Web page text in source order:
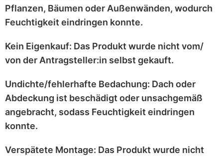
Pflanzen, Bäumen oder Außenwänden, wodurch
Feuchtigkeit eindringen konnte.
Kein Eigenkauf: Das Produkt wurde nicht vom/
von der Antragsteller:in selbst gekauft.
Undichte/fehlerhafte Bedachung: Dach oder
Abdeckung ist beschädigt oder unsachgemäß
angebracht, sodass Feuchtigkeit eindringen
konnte.
Verspätete Montage: Das Produkt wurde nicht